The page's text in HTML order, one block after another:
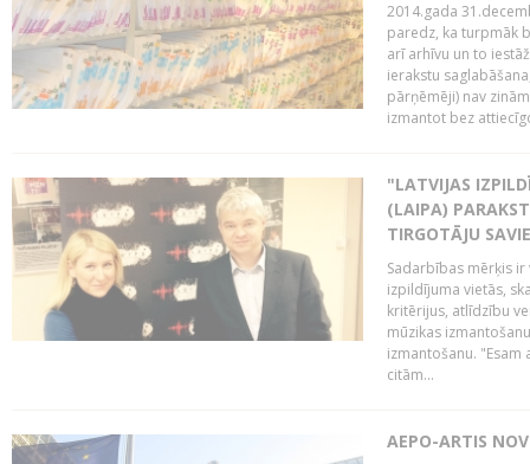
2014.gada
paredz, ka turpmāk
arī arhīvu un to
ierakstu
pārņēmēji) nav
izmantot bez
"LATVIJAS
(LAIPA)
TIRGOTĀJU
Sadarbības mērķis
izpildījuma vietās,
kritērijus, atlīdzību
mūzikas
izmantošanu.
citām...
AEPO-ARTIS